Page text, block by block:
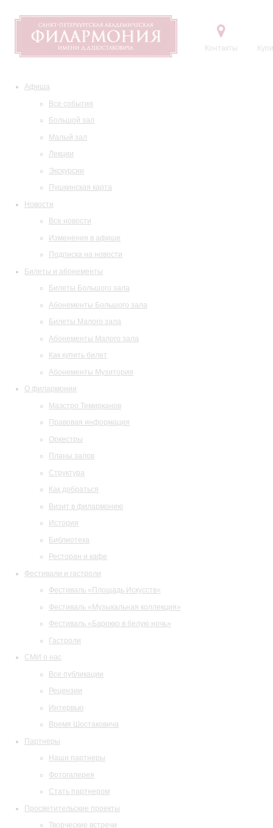
Контакты
Афиша
Все события
Большой зал
Малый зал
Лекции
Экскурсии
Пушкинская карта
Новости
Все новости
Изменения в афише
Подписка на новости
Билеты и абонементы
Билеты Большого зала
Абонементы Большого зала
Билеты Малого зала
Абонементы Малого зала
Как купить билет
Абонементы Музитория
О филармонии
Маэстро Темирканов
Правовая информация
Оркестры
Планы залов
Структура
Как добраться
Визит в филармонию
История
Библиотека
Ресторан и кафе
Фестивали и гастроли
Фестиваль «Площадь Искусств»
Фестиваль «Музыкальная коллекция»
Фестиваль «Барокко в белую ночь»
Гастроли
СМИ о нас
Все публикации
Рецензии
Интервью
Время Шостаковича
Партнеры
Наши партнеры
Фотогалерея
Стать партнером
Просветительские проекты
Творческие встречи